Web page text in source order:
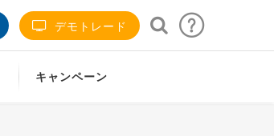
デモトレード
キャンペーン